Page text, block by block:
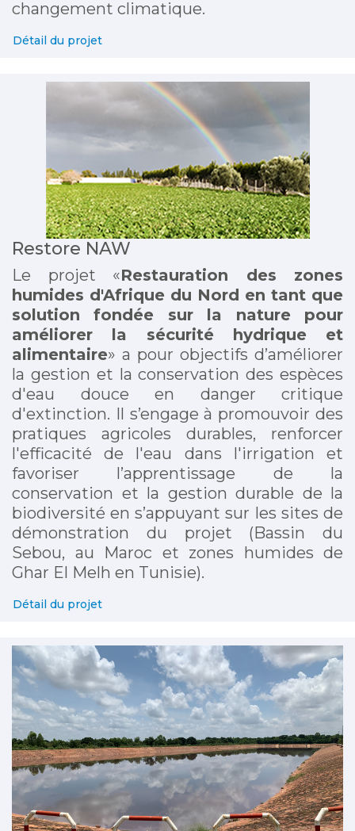
changement climatique.
Détail du projet
Restore NAW
Le projet «Restauration des zones
humides d'Afrique du Nord en tant que
solution fondée sur la nature pour
améliorer la sécurité hydrique et
alimentaire» a pour objectifs d’améliorer
la gestion et la conservation des espèces
d'eau douce en danger critique
d'extinction. Il s’engage à promouvoir des
pratiques agricoles durables, renforcer
l'efficacité de l'eau dans l'irrigation et
favoriser l’apprentissage de la
conservation et la gestion durable de la
biodiversité en s’appuyant sur les sites de
démonstration du projet (Bassin du
Sebou, au Maroc et zones humides de
Ghar El Melh en Tunisie).
Détail du projet